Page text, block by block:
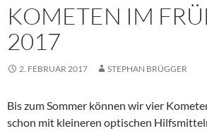
KOMETEN IM
2017
2. FEBRUAR 2017 STEPHAN BRÜGGER
Bis zum Sommer können wir vier
schon mit kleineren optischen